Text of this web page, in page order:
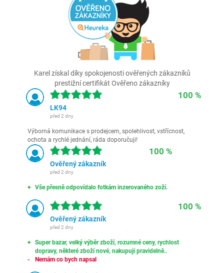
Karel získal díky spokojenosti ověřených zákazníků
prestižní certifikát Ověřeno zákazníky
100 %
LK94
před 2 dny
Výborná komunikace s prodejcem, spolehlivost, vstřícnost,
ochota a rychlé jednání, ráda doporučuji!
100 %
Ověřený zákazník
před 2 dny
Vše přesně odpovídalo fotkám inzerovaného zoží.
100 %
Ověřený zákazník
před 2 dny
Super bazar, velký výběr zboží, rozumné ceny, rychlost
dopravy, některé zboží nové, nakupuji pravidelně..
Nemám co bych napsal